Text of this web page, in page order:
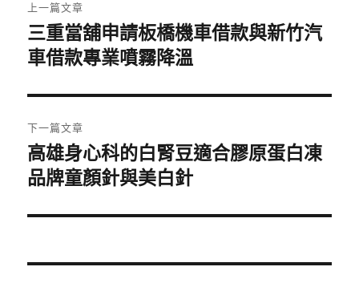
章
導
覽
上一篇文章
上
一
文
章:
三重當舖申請板橋機車借款與新竹汽
車借款專業噴霧降溫
下一篇文章
下
一
文
高雄身心科的白腎豆適合膠原蛋白凍
品牌童顏針與美白針